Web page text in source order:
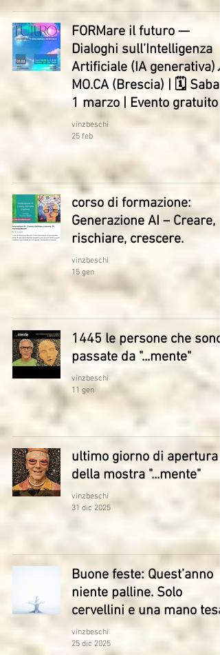
FORMare il futuro —
Dialoghi sull’Intelligenza
Artificiale (IA generativa)📍
MO.CA (Brescia) | 🗓
1 marzo | Evento gratuito
vinzbeschi
25 feb
corso di formazione:
Generazione AI – Creare,
rischiare, crescere.
vinzbeschi
15 gen
1445 le persone che sono
passate da "...mente"
vinzbeschi
11 gen
ultimo giorno di apertura
della mostra "...mente"
vinzbeschi
31 dic 2025
Buone feste: Quest’anno
niente palline. Solo
cervellini e una mano tesa.
vinzbeschi
25 dic 2025